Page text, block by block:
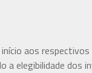
aos
a elegibilidade dos